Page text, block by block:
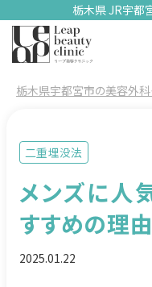
栃木県 JR宇都
栃木県宇都宮市の美容外
二重埋没法
メンズに人
すすめの理
2025.01.22